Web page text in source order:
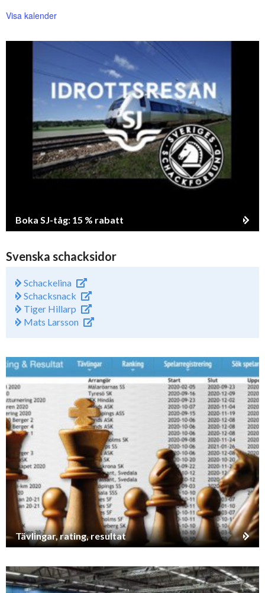
Visa kalender
Boka SJ-tåg: 15 % rabatt
Svenska schacksidor
Schackelina
Schacksnack
Tiger Hillarp
Mats Larsson
Tävlingar, rating, resultat